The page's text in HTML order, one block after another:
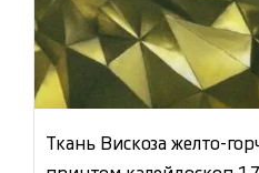
Ткань Вискоза желто-